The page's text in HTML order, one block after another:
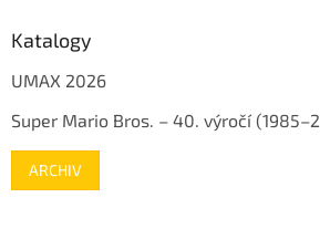
Katalogy
UMAX 2026
Super Mario Bros. – 40. výročí
ARCHIV